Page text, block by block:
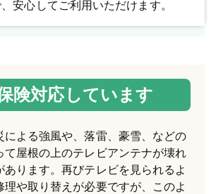
安心してご利用いただけます。
険対応しています
による強風や、落雷、豪雪、などの
て屋根の上のテレビアンテナが壊れ
あります。再びテレビを見られるよ
理や取り替えが必要ですが、このよ